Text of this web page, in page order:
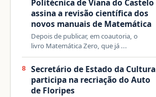
Politécnica de Viana do Castelo
assina a revisão científica dos
novos manuais de Matemática
Depois de publicar, em coautoria, o
livro Matemática Zero, que já ...
8
Secretário de Estado da Cultura
participa na recriação do Auto
de Floripes